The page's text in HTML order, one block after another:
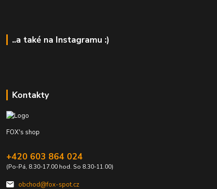
..a také na Instagramu :)
Kontakty
FOX's shop
+420 603 864 024
(Po-Pá, 8.30-17.00 hod. So 8.30-11.00)
obchod@fox-spot.cz